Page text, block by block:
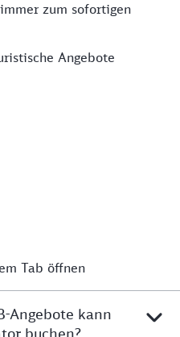
zum sofortigen
Angebote
Tab öffnen
Angebote kann
buchen?